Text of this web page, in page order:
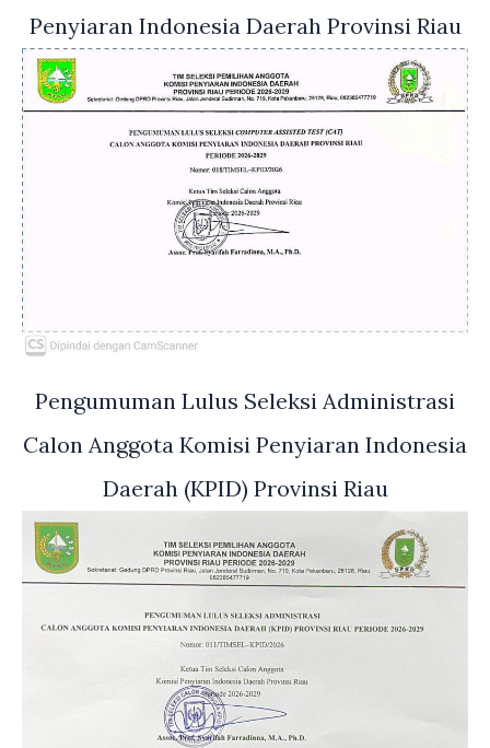
Penyiaran Indonesia Daerah Provinsi Riau
Pengumuman Lulus Seleksi Administrasi
Calon Anggota Komisi Penyiaran Indonesia
Daerah (KPID) Provinsi Riau